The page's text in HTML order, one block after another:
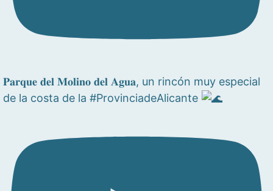
𝐏𝐚𝐫𝐪𝐮𝐞 𝐝𝐞𝐥 𝐌𝐨𝐥𝐢𝐧𝐨 𝐝𝐞𝐥 𝐀𝐠𝐮𝐚, un rincón muy especial
de la costa de la #ProvinciadeAlicante